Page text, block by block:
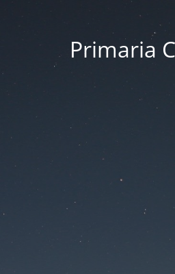
Primaria